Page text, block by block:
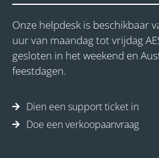
Onze helpdesk is beschikbaar
uur van maandag tot vrijdag
gesloten in het weekend en
feestdagen.
Dien een support ticket in
Doe een verkoopaanvraag